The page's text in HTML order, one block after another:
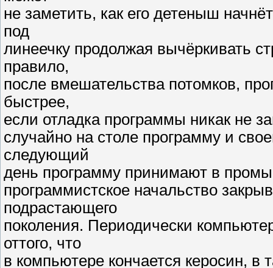
не заметить, как его детеныш
под
линеечку продолжая вычёркивать
правило,
после вмешательства потомков,
быстрее,
если отладка программы никак не
случайно на столе программу и
следующий
день программу принимают в
программистское начальство
подрастающего
поколения. Периодически
оттого, что
в компьютере кончается керосин, в